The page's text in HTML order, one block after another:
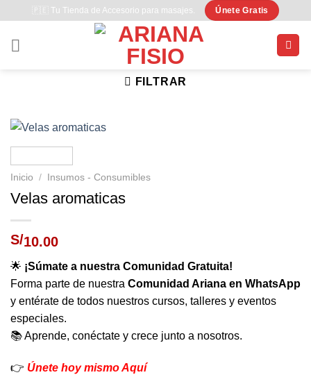
contenido
🇵🇪 Tu Tienda de Accesorio para masajes. Únete Gratis
FILTRAR
Inicio / Insumos - Consumibles
Velas aromaticas
S/10.00
🌟 ¡Súmate a nuestra Comunidad Gratuita!
Forma parte de nuestra Comunidad Ariana en WhatsApp
y entérate de todos nuestros cursos, talleres y eventos
especiales.
📚 Aprende, conéctate y crece junto a nosotros.
👉 Únete hoy mismo Aquí